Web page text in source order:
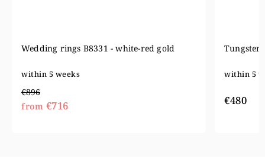
Tungsten wedding rings W230
within 5 weeks
€480
Wedding
within 5
from